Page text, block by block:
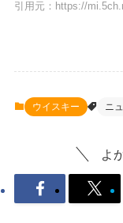
引用元：https://
ウイスキー ニ
よ